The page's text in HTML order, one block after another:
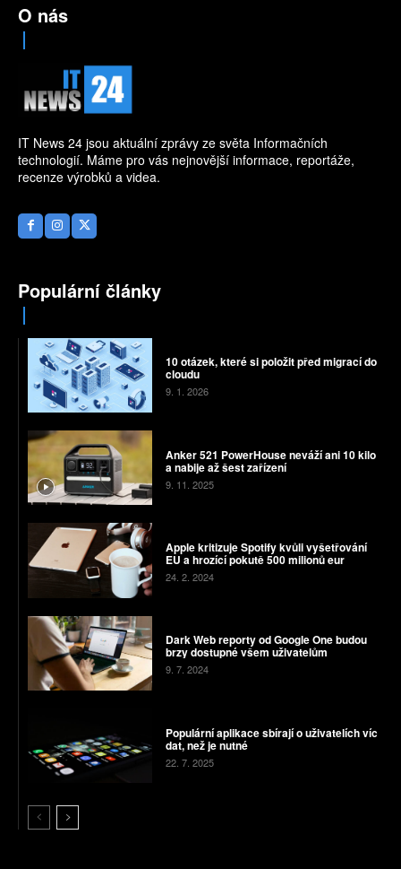
O nás
IT News 24 jsou aktuální zprávy ze světa Informačních
technologií. Máme pro vás nejnovější informace, reportáže,
recenze výrobků a videa.
Populární články
10 otázek, které si položit před migrací do
cloudu
9. 1. 2026
Anker 521 PowerHouse neváží ani 10 kilo
a nabije až šest zařízení
9. 11. 2025
Apple kritizuje Spotify kvůli vyšetřování
EU a hrozící pokutě 500 milionů eur
24. 2. 2024
Dark Web reporty od Google One budou
brzy dostupné všem uživatelům
9. 7. 2024
Populární aplikace sbírají o uživatelích víc
dat, než je nutné
22. 7. 2025